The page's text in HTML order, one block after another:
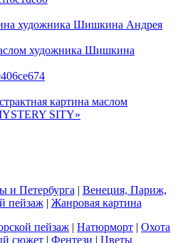
SITY»
и Петербурга | Венеция, Париж,
пейзаж| Жанровая картина
пейзаж | Натюрморт | Охота
сюжет | Фентези | Цветы